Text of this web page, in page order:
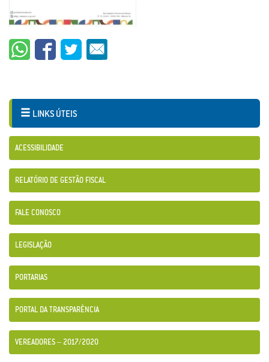
LINKS ÚTEIS
ACESSIBILIDADE
RELATÓRIO DE GESTÃO FISCAL
FALE CONOSCO
LEGISLAÇÃO
PORTARIAS
PORTAL DA TRANSPARÊNCIA
VEREADORES – 2017/2020